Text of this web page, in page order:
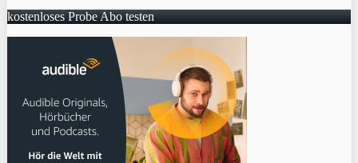
kostenloses Probe Abo testen